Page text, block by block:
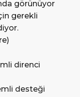
görünüyor
gerekli
direnci
desteği